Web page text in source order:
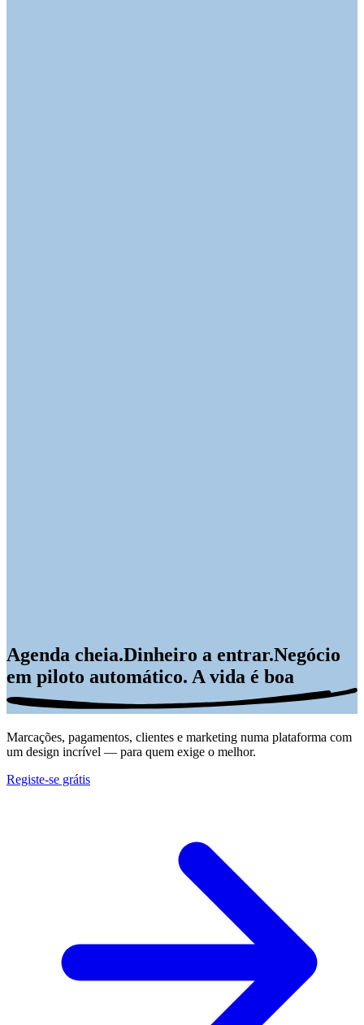
Agenda cheia.Dinheiro a entrar.Negócio
em piloto automático. A vida é boa
Marcações, pagamentos, clientes e marketing numa plataforma com
um design incrível — para quem exige o melhor.
Registe-se grátis